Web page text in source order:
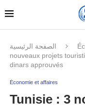
الصفحة الرئيسية
nouveaux projets
dinars approuvés
Économie et affaires
Tunisie : 3